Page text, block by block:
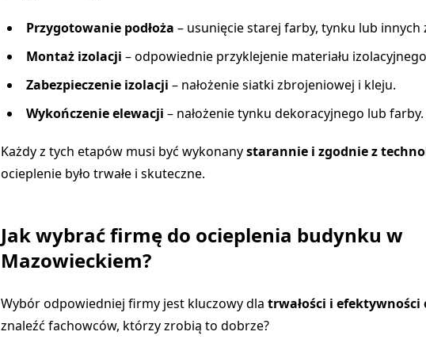
Przygotowanie podłoża – usunięcie starej farby, tynku lub innych
Montaż izolacji – odpowiednie przyklejenie materiału
Zabezpieczenie izolacji – nałożenie siatki zbrojeniowej i kleju.
Wykończenie elewacji – nałożenie tynku dekoracyjnego lub farby.
Każdy z tych etapów musi być wykonanystarannie i zgodnie z
ocieplenie było trwałe i skuteczne.
Jak wybrać firmę do ocieplenia budynku w
Mazowieckiem?
Wybór odpowiedniej firmy jest kluczowy dla trwałości i efektywności
znaleźć fachowców, którzy zrobią to dobrze?